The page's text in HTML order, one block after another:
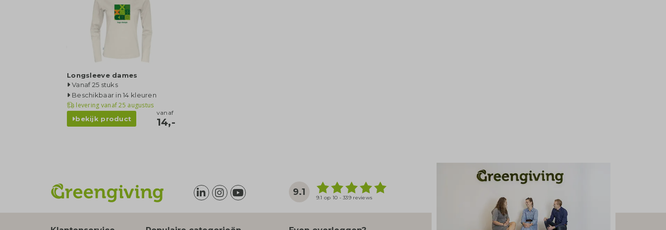
Longsleeve dames
Vanaf 25 stuks
Beschikbaar in 14 kleuren
levering vanaf25 augustus
bekijk product
vanaf
14,-
9.1
9.1 op 10 - 339 reviews